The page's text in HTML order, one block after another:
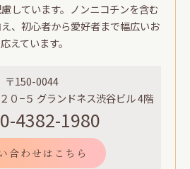
しています。ノンニコチンを含む
、初心者から愛好者まで幅広いお
えています。
〒150-0044
０−５ グランドネス渋谷ビル 4階
4382-1980
合わせはこちら